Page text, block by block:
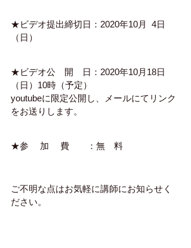
★ビデオ提出締切日：2020年10月  4日
（日）
★ビデオ公　開　日：2020年10月18日
（日）10時（予定）
youtubeに限定公開し、メールにてリンク
をお送りします。
★参 　加　 費　　：無　料
ご不明な点はお気軽に講師にお知らせく
ださい。